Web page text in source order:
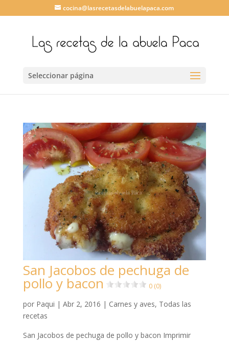
cocina@lasrecetasdelabuelapaca.com
Seleccionar página
San Jacobos de pechuga de
pollo y bacon 0 (0)
por Paqui | Abr 2, 2016 | Carnes y aves, Todas las
recetas
San Jacobos de pechuga de pollo y bacon Imprimir